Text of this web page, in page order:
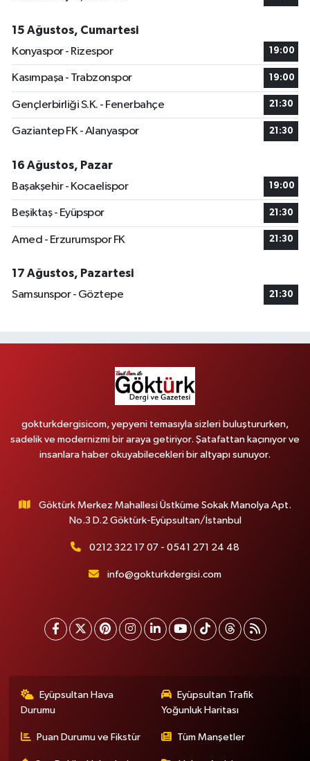
15 Ağustos, Cumartesi
Konyaspor - Rizespor
19:00
Kasımpaşa - Trabzonspor 19:00
Gençlerbirliği S.K. - Fenerbahçe 21:30
Gaziantep FK - Alanyaspor 21:30
16 Ağustos, Pazar
Başakşehir - Kocaelispor
19:00
Beşiktaş - Eyüpspor 21:30
Amed - Erzurumspor FK 21:30
17 Ağustos, Pazartesi
Samsunspor - Göztepe
21:30
gokturkdergisicom, yepyeni temasıyla sizleri buluştururken,
sadelik ve modernizmi bir araya getiriyor. Şatafattan kaçınıyor ve
insanlara haber okuyabilecekleri bir altyapı sunuyor.
Göktürk Merkez Mahallesi Üstküme Sokak Manolya Apt.
No.3 D.2 Göktürk-Eyüpsultan/İstanbul
0212 322 17 07 - 0541 271 24 48
info@gokturkdergisi.com
Eyüpsultan Hava
Durumu
Eyüpsultan Trafik
Yoğunluk Haritası
Puan Durumu ve Fikstür Tüm Manşetler